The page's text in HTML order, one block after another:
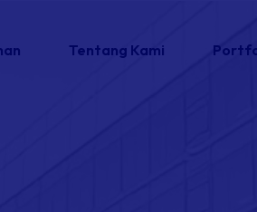
Tentang Kami